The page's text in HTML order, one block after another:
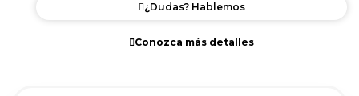
¿Dudas? Hablemos
Conozca más detalles